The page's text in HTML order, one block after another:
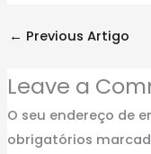
← Previous Artigo
Leave a
O seu endereço de
obrigatórios